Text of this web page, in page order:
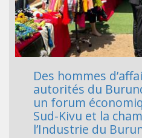
Des hommes
autorités du
un forum
Sud-Kivu et la
l’Industrie du